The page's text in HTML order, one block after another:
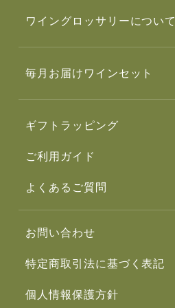
ワイングロッサリーについて
毎月お届けワインセット
ギフトラッピング
ご利用ガイド
よくあるご質問
お問い合わせ
特定商取引法に基づく表記
個人情報保護方針